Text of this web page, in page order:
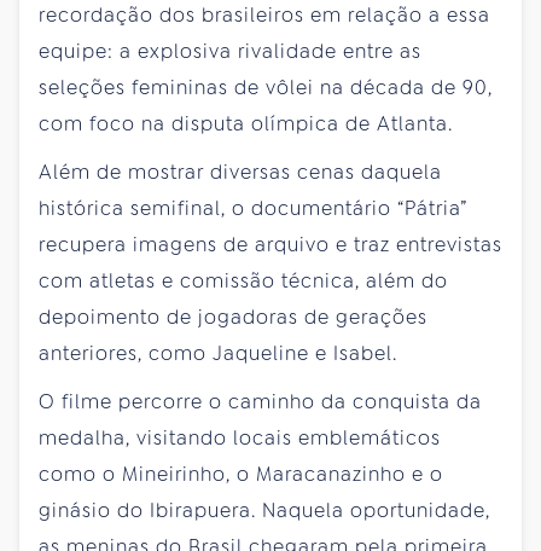
recordação dos brasileiros em relação a essa
equipe: a explosiva rivalidade entre as
seleções femininas de vôlei na década de 90,
com foco na disputa olímpica de Atlanta.
Além de mostrar diversas cenas daquela
histórica semifinal, o documentário “Pátria”
recupera imagens de arquivo e traz entrevistas
com atletas e comissão técnica, além do
depoimento de jogadoras de gerações
anteriores, como Jaqueline e Isabel.
O filme percorre o caminho da conquista da
medalha, visitando locais emblemáticos
como o Mineirinho, o Maracanazinho e o
ginásio do Ibirapuera. Naquela oportunidade,